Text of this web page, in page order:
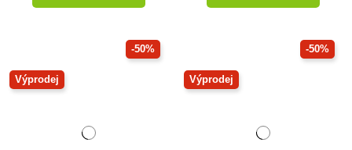
-50%
Výprodej
-50%
Výprodej